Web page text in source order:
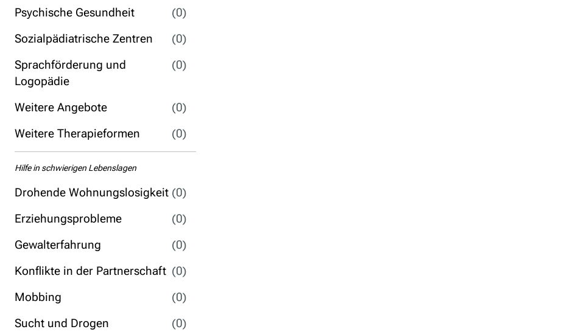
Psychische Gesundheit
(0)
Sozialpädiatrische Zentren
(0)
Sprachförderung und
Logopädie
(0)
Weitere Angebote
(0)
Weitere Therapieformen
(0)
Hilfe in schwierigen Lebenslagen
Drohende Wohnungslosigkeit (0)
Erziehungsprobleme
(0)
Gewalterfahrung
(0)
Konflikte in der Partnerschaft (0)
Mobbing
(0)
Sucht und Drogen
(0)